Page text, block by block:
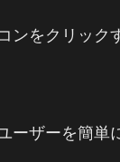
ンをクリック
ザーを簡単